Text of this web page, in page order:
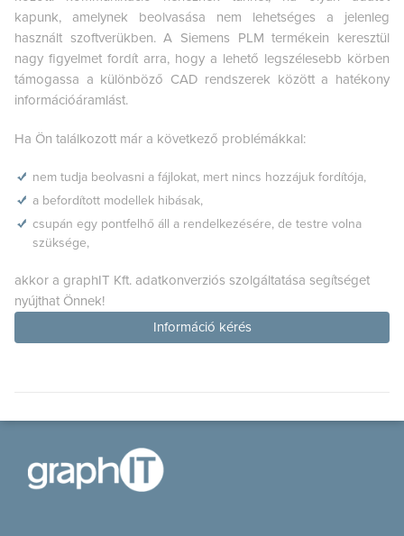
kapunk, amelynek beolvasása nem lehetséges a jelenleg
használt szoftverükben. A Siemens PLM termékein keresztül
nagy figyelmet fordít arra, hogy a lehető legszélesebb körben
támogassa a különböző CAD rendszerek között a hatékony
információáramlást.
Ha Ön találkozott már a következő problémákkal:
nem tudja beolvasni a fájlokat, mert nincs hozzájuk fordítója,
a befordított modellek hibásak,
csupán egy pontfelhő áll a rendelkezésére, de testre volna
szüksége,
akkor a graphIT Kft. adatkonverziós szolgáltatása segítséget
nyújthat Önnek!
Információ kérés